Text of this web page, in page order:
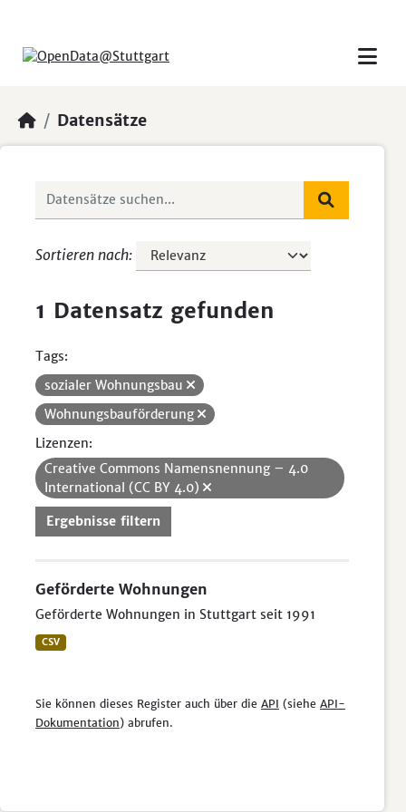
Datensätze
Sortieren nach
1 Datensatz gefunden
Tags:
sozialer Wohnungsbau
Wohnungsbauförderung
Lizenzen:
Creative Commons Namensnennung – 4.0
International (CC BY 4.0)
Ergebnisse filtern
Geförderte Wohnungen
Geförderte Wohnungen in Stuttgart seit 1991
CSV
Sie können dieses Register auch über die API (siehe API-
Dokumentation) abrufen.